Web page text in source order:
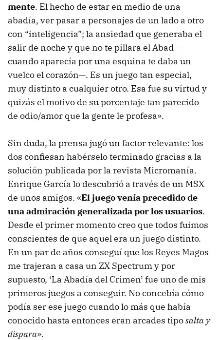
mente. El hecho de estar en medio de una
abadía, ver pasar a personajes de un lado a otro
con “inteligencia”; la ansiedad que generaba el
salir de noche y que no te pillara el Abad —
cuando aparecía por una esquina te daba un
vuelco el corazón—. Es un juego tan especial,
muy distinto a cualquier otro. Esa fue su virtud y
quizás el motivo de su porcentaje tan parecido
de odio/amor que la gente le profesa».
Sin duda, la prensa jugó un factor relevante: los
dos confiesan habérselo terminado gracias a la
solución publicada por la revista Micromanía.
Enrique García lo descubrió a través de un MSX
de unos amigos. «El juego venía precedido de
una admiración generalizada por los usuarios.
Desde el primer momento creo que todos fuimos
conscientes de que aquel era un juego distinto.
En un par de años conseguí que los Reyes Magos
me trajeran a casa un ZX Spectrum y por
supuesto, ‘La Abadía del Crimen’ fue uno de mis
primeros juegos a conseguir. No concebía cómo
podía ser ese juego cuando lo más que había
conocido hasta entonces eran arcades tiposalta y
dispara».